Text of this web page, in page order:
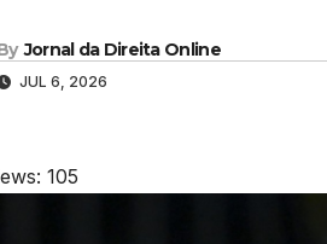
Jornal da Direita Online
JUL 6, 2026
105